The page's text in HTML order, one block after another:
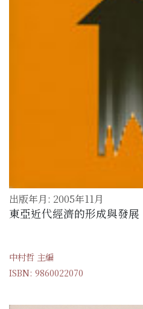
出版年月: 2005年11月
東亞近代經濟的形成與發展
中村哲 主編
ISBN: 9860022070